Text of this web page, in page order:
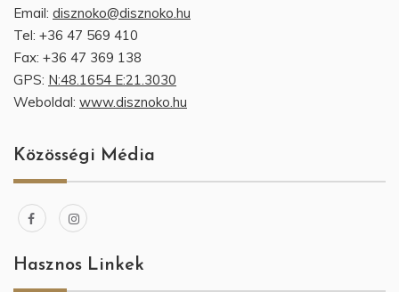
Email: disznoko@disznoko.hu
Tel: +36 47 569 410
Fax: +36 47 369 138
GPS: N:48.1654 E:21.3030
Weboldal: www.disznoko.hu
Közösségi Média
Hasznos Linkek